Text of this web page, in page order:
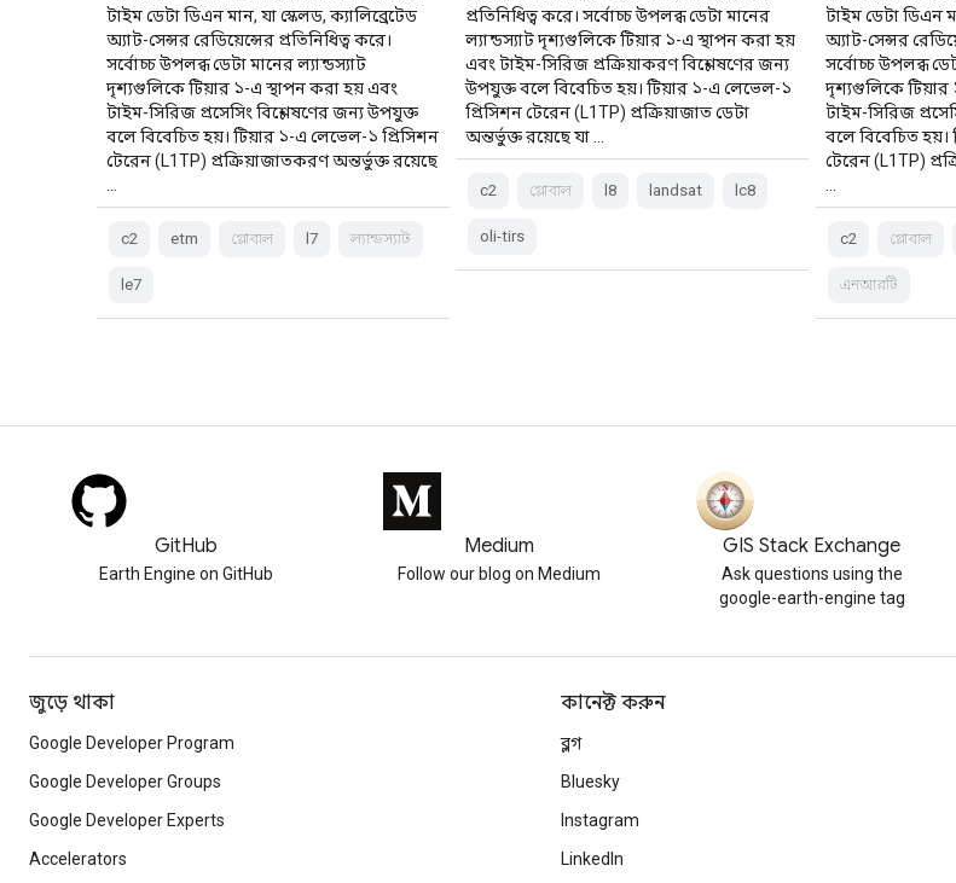
টাইম ডেটা ডিএন মান, যা স্কেলড, ক্যালিব্রেটেড
অ্যাট-সেন্সর রেডিয়েন্সের প্রতিনিধিত্ব করে।
সর্বোচ্চ উপলব্ধ ডেটা মানের ল্যান্ডস্যাট
দৃশ্যগুলিকে টিয়ার ১-এ স্থাপন করা হয় এবং
টাইম-সিরিজ প্রসেসিং বিশ্লেষণের জন্য উপযুক্ত
বলে বিবেচিত হয়। টিয়ার ১-এ লেভেল-১ প্রিসিশন
টেরেন (L1TP) প্রক্রিয়াজাতকরণ অন্তর্ভুক্ত রয়েছে
c2 etm গ্লোবাল l7 ল্যান্ডস্যাট
le7
প্রতিনিধিত্ব করে। সর্বোচ্চ উপলব্ধ ডেটা মানের
ল্যান্ডস্যাট দৃশ্যগুলিকে টিয়ার ১-এ স্থাপন করা হয়
এবং টাইম-সিরিজ প্রক্রিয়াকরণ বিশ্লেষণের জন্য
উপযুক্ত বলে বিবেচিত হয়। টিয়ার ১-এ লেভেল-১
প্রিসিশন টেরেন (L1TP) প্রক্রিয়াজাত ডেটা
অন্তর্ভুক্ত রয়েছে যা …
c2 গ্লোবাল l8 landsat lc8
oli-tirs
টাইম ডেটা ডিএন
অ্যাট-সেন্সর
সর্বোচ্চ উপলব্ধ
দৃশ্যগুলিকে টিয়ার
টাইম-সিরিজ
বলে বিবেচিত
টেরেন (L1TP)
c2 গ্লোবাল
এনআরটি
GitHub
Earth Engine on GitHub
Medium
Follow our blog on Medium
GIS Stack Exchange
Ask questions using the
google-earth-engine tag
জুড়ে থাকা
Google Developer Program
Google Developer Groups
Google Developer Experts
Accelerators
কানেক্ট করুন
ব্লগ
Bluesky
Instagram
LinkedIn